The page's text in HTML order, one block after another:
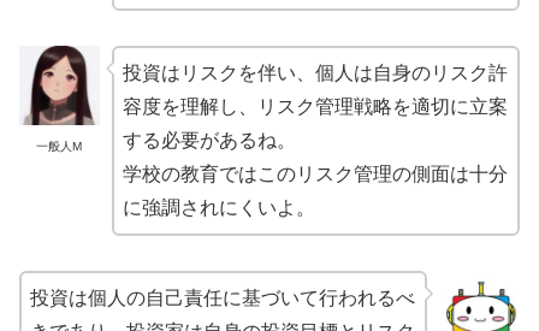
一般人M
投資はリスクを伴い、個人は自身のリスク許
容度を理解し、リスク管理戦略を適切に立案
する必要があるね。
学校の教育ではこのリスク管理の側面は十分
に強調されにくいよ。
投資は個人の自己責任に基づいて行われるべ